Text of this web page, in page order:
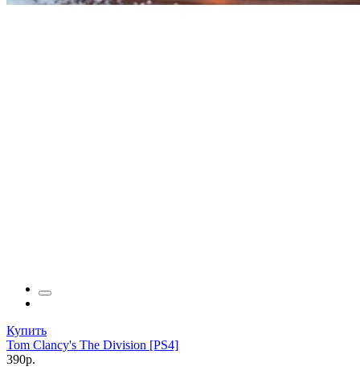
Купить
Tom Clancy's The Division [PS4]
390р.